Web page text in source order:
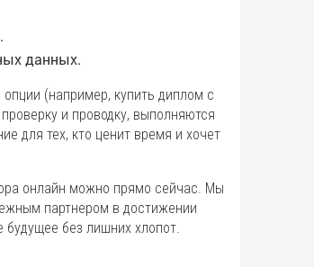
данных.
(например, купить диплом с
и проводку, выполняются
для тех, кто ценит время и хочет
онлайн можно прямо сейчас. Мы
партнером в достижении
без лишних хлопот.